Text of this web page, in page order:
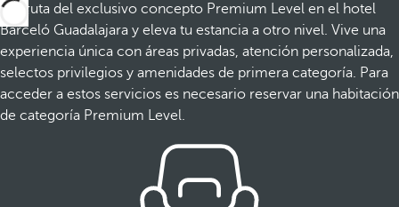
Disfruta del exclusivo concepto Premium Level en el hotel
Barceló Guadalajara y eleva tu estancia a otro nivel. Vive una
experiencia única con áreas privadas, atención personalizada,
selectos privilegios y amenidades de primera categoría. Para
acceder a estos servicios es necesario reservar una habitación
de categoría Premium Level.